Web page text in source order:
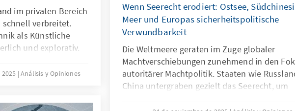
im privaten Bereich
schnell verbreitet.
als Künstliche
und explorativ.
auch
deshalb nicht
Análisis y Opiniones
Wenn Seerecht erodiert: Ostsee,
Meer und Europas sicherheitspolitische
Verwundbarkeit
Die Weltmeere geraten im Zuge globaler
Machtverschiebungen zunehmend in den
autoritärer Machtpolitik. Staaten wie
China untergraben gezielt das Seerecht, um